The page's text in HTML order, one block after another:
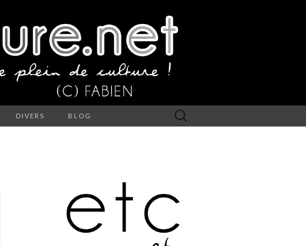
DIVERS BLOG Rechercher :